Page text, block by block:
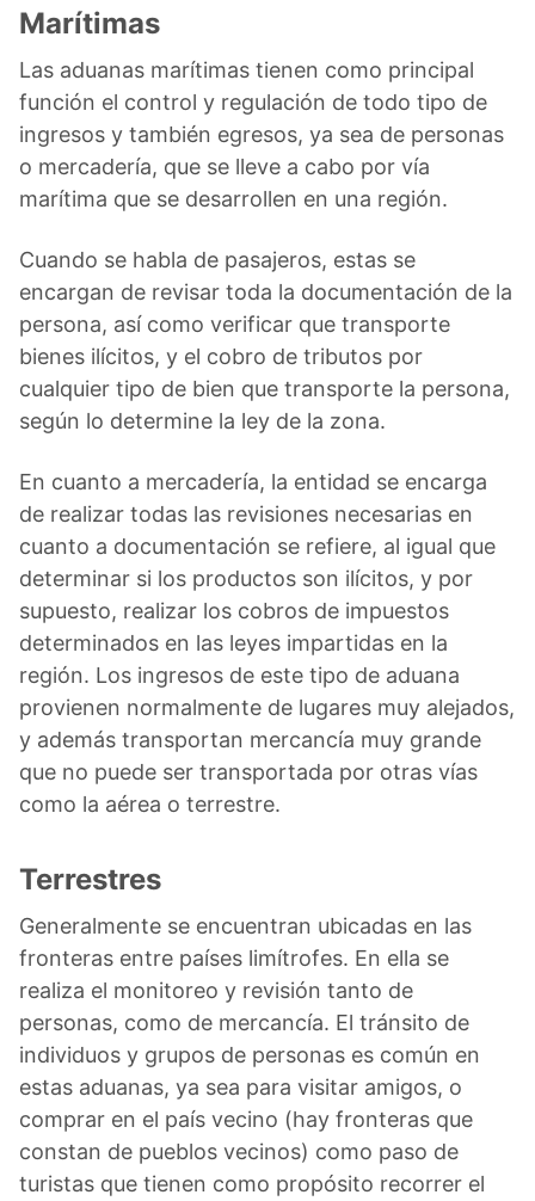
Marítimas
Las aduanas marítimas tienen como principal
función el control y regulación de todo tipo de
ingresos y también egresos, ya sea de personas
o mercadería, que se lleve a cabo por vía
marítima que se desarrollen en una región.
Cuando se habla de pasajeros, estas se
encargan de revisar toda la documentación de la
persona, así como verificar que transporte
bienes ilícitos, y el cobro de tributos por
cualquier tipo de bien que transporte la persona,
según lo determine la ley de la zona.
En cuanto a mercadería, la entidad se encarga
de realizar todas las revisiones necesarias en
cuanto a documentación se refiere, al igual que
determinar si los productos son ilícitos, y por
supuesto, realizar los cobros de impuestos
determinados en las leyes impartidas en la
región. Los ingresos de este tipo de aduana
provienen normalmente de lugares muy alejados,
y además transportan mercancía muy grande
que no puede ser transportada por otras vías
como la aérea o terrestre.
Terrestres
Generalmente se encuentran ubicadas en las
fronteras entre países limítrofes. En ella se
realiza el monitoreo y revisión tanto de
personas, como de mercancía. El tránsito de
individuos y grupos de personas es común en
estas aduanas, ya sea para visitar amigos, o
comprar en el país vecino (hay fronteras que
constan de pueblos vecinos) como paso de
turistas que tienen como propósito recorrer el